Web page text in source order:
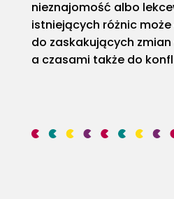
nieznajomość albo
istniejących różnic
do zaskakujących
a czasami także do